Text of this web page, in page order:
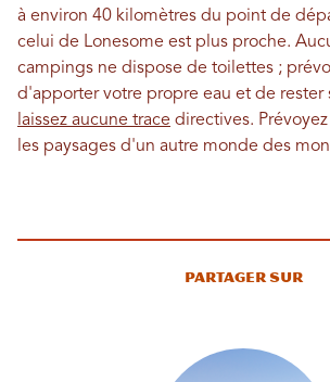
à environ 40 kilomètres du point de
celui de Lonesome est plus proche.
campings ne dispose de toilettes ;
d'apporter votre propre eau et de rester
laissez aucune trace directives.
les paysages d'un autre monde des
Partager sur